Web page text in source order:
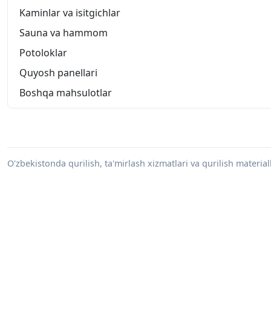
Kaminlar va isitgichlar
Sauna va hammom
Potoloklar
Quyosh panellari
Boshqa mahsulotlar
O'zbekistonda qurilish, ta'mirlash xizmatlari va qurilish